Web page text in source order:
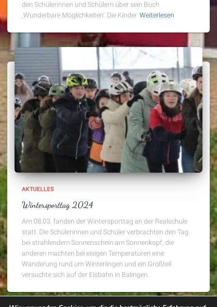
den Schülerinnen und Schülern über sein Buch
,Wunderbare Möglichkeiten‘. Die Kinder Weiterlesen
AKTUELLES
Wintersporttag 2024
Am 08.03. fanden der Wintersporttag an der Realschule
statt. Die Schülerinnen und Schüler verbrachten den Tag
bei strahlendem Sonnenschein am Sonnenkopf, die
anderen machten bei eisigen Temperaturen eine
Wanderung rund um Winterlingen und ein Großteil
versuchte sich auf der Eisbahn in Balingen.